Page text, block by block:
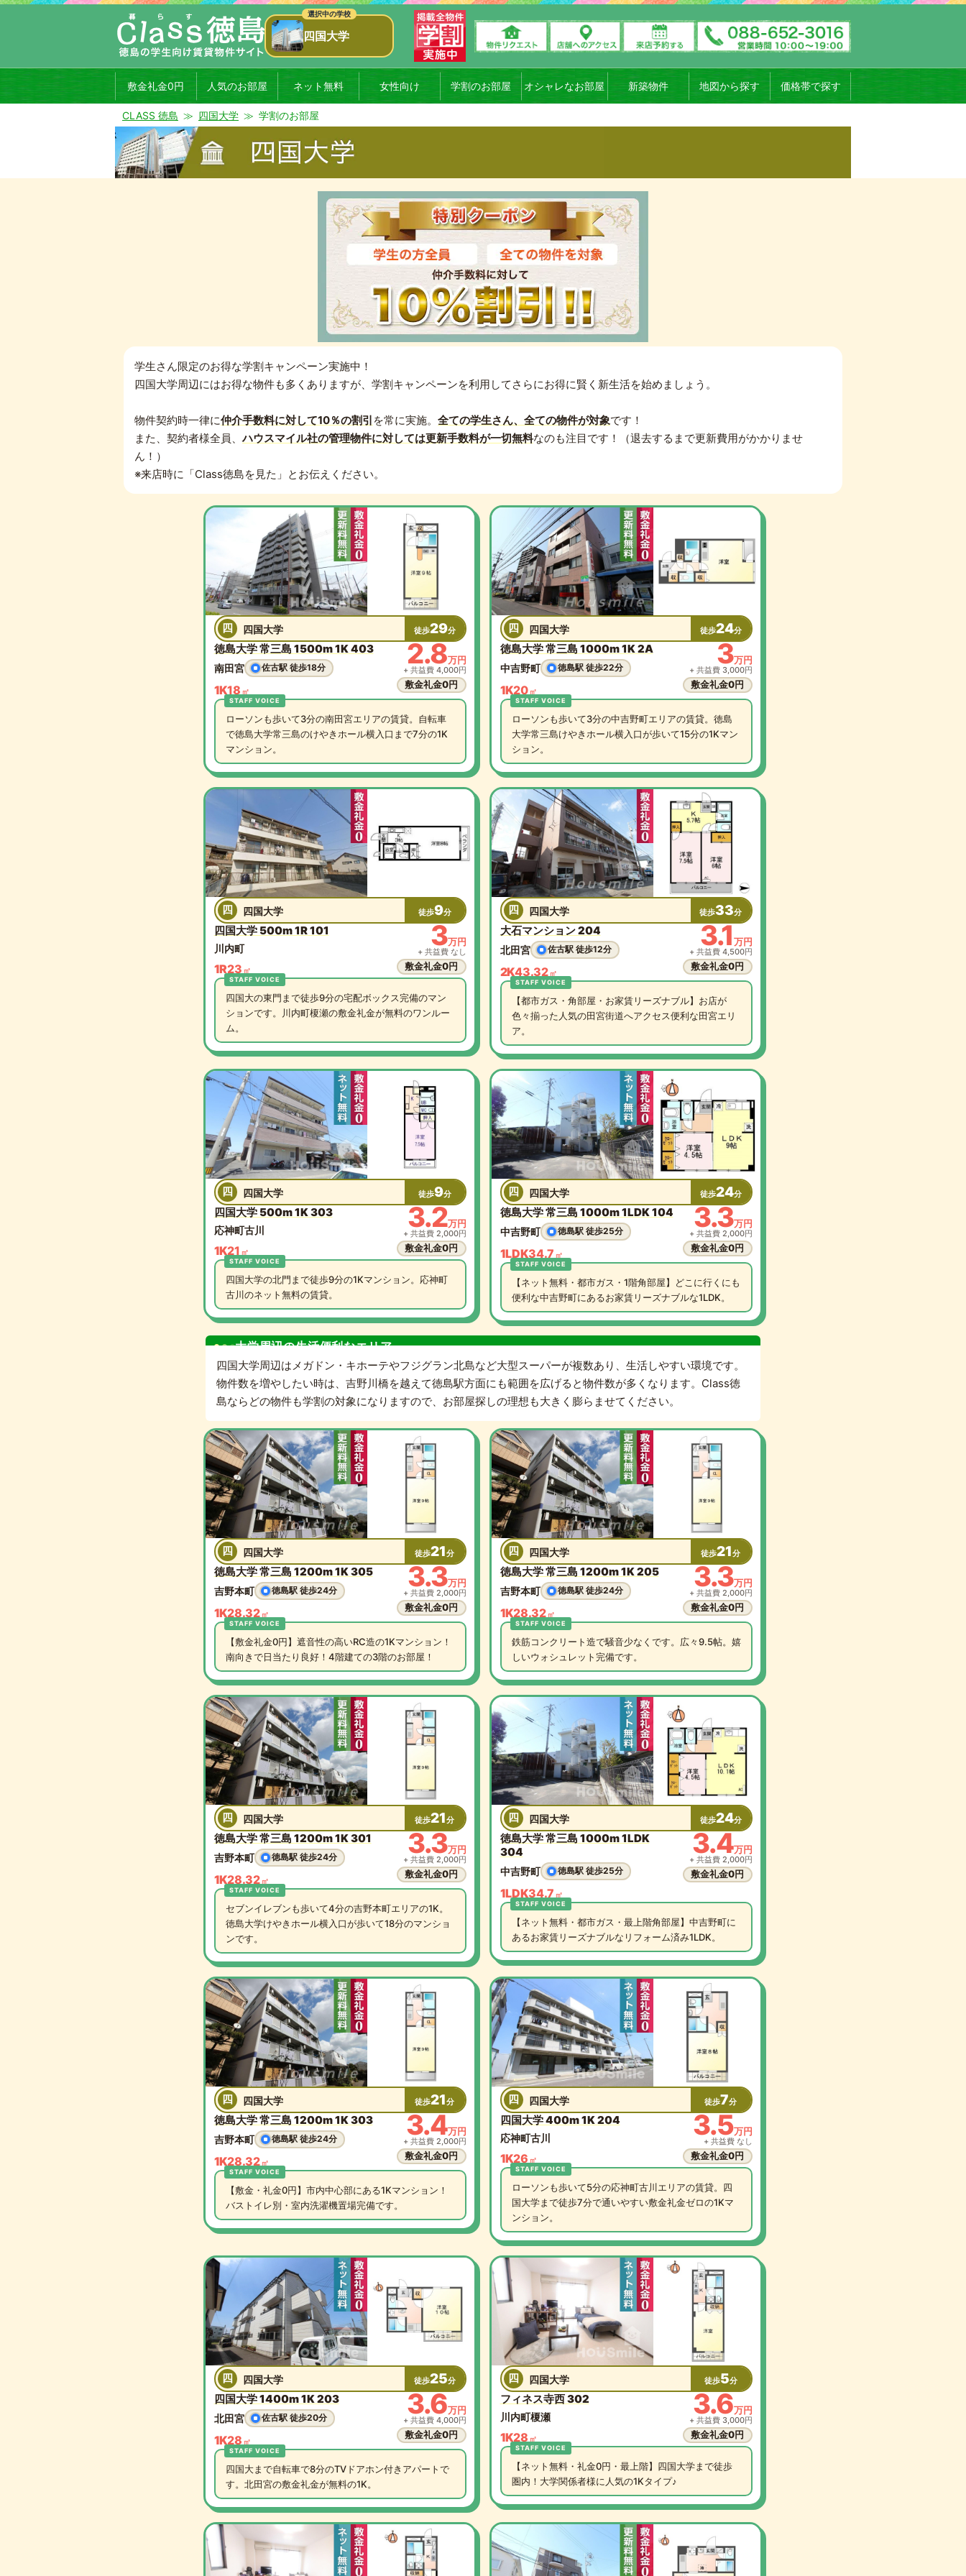
四国大学
敷金礼金0円 人気のお部屋 ネット無料 女性向け 学割のお部屋 オシャレなお部屋 新築物件 地図から探す 価格帯で探す
CLASS 徳島 四国大学 学割のお部屋
徳島大学蔵本の学割賃貸
学生さん限定のお得な学割キャンペーン実施中！
四国大学周辺にはお得な物件も多くありますが、学割キャンペーンを利用してさらにお得に賢く新生活を始めましょう。
物件契約時一律に仲介手数料に対して10％の割引 を常に実施。 全ての学生さん、全ての物件が対象です！
また、契約者様全員、ハウスマイル社の管理物件に対しては更新手数料が一切無料なのも注目です！（退去するまで更新費用がかかりませ
ん！）
※来店時に「Class徳島を見た」とお伝えください。
四 四国大学 徒歩29分
徳島大学 常三島 1500m 1K 403
南田宮 佐古駅 徒歩18分
1K18 ㎡
2.8万円
+ 共益費 4,000円
敷金礼金0円
ローソンも歩いて3分の南田宮エリアの賃貸。自転車
で徳島大学常三島のけやきホール横入口まで7分の1K
マンション。
四 四国大学 徒歩24分
徳島大学 常三島 1000m 1K 2A
中吉野町 徳島駅 徒歩22分
1K20㎡
3万円
+ 共益費 3,000円
敷金礼金0円
ローソンも歩いて3分の中吉野町エリアの賃貸。徳島
大学常三島けやきホール横入口が歩いて15分の1Kマン
ション。
四 四国大学 徒歩9分
四国大学 500m 1R 101
川内町
1R23 ㎡
3万円
+ 共益費 なし
敷金礼金0円
四国大の東門まで徒歩9分の宅配ボックス完備のマン
ションです。川内町榎瀬の敷金礼金が無料のワンルー
ム。
四 四国大学 徒歩33分
大石マンション 204
北田宮 佐古駅 徒歩12分
2K43.32㎡
3.1万円
+ 共益費 4,500円
敷金礼金0円
【都市ガス・角部屋・お家賃リーズナブル】お店が
色々揃った人気の田宮街道へアクセス便利な田宮エリ
ア。
四 四国大学 徒歩9分
四国大学 500m 1K 303
応神町古川
1K21 ㎡
3.2万円
+ 共益費 2,000円
敷金礼金0円
四国大学の北門まで徒歩9分の1Kマンション。応神町
古川のネット無料の賃貸。
四 四国大学 徒歩24分
徳島大学 常三島 1000m 1LDK 104
中吉野町 徳島駅 徒歩25分
1LDK34.7 ㎡
3.3万円
+ 共益費 2,000円
敷金礼金0円
【ネット無料・都市ガス・1階角部屋】どこに行くにも
便利な中吉野町にあるお家賃リーズナブルな1LDK。
大学周辺の生活便利なエリア
四国大学周辺はメガドン・キホーテやフジグラン北島など大型スーパーが複数あり、生活しやすい環境です。
物件数を増やしたい時は、吉野川橋を越えて徳島駅方面にも範囲を広げると物件数が多くなります。Class徳
島ならどの物件も学割の対象になりますので、お部屋探しの理想も大きく膨らませてください。
四 四国大学 徒歩21分
徳島大学 常三島 1200m 1K 305
吉野本町 徳島駅 徒歩24分
1K28.32㎡
3.3万円
+ 共益費 2,000円
敷金礼金0円
【敷金礼金0円】遮音性の高いRC造の1Kマンション！
南向きで日当たり良好！4階建ての3階のお部屋！
四 四国大学 徒歩21分
徳島大学 常三島 1200m 1K 205
吉野本町 徳島駅 徒歩24分
1K28.32㎡
3.3万円
+ 共益費 2,000円
敷金礼金0円
鉄筋コンクリート造で騒音少なくです。広々9.5帖。嬉
しいウォシュレット完備です。
四 四国大学 徒歩21分
徳島大学 常三島 1200m 1K 301
吉野本町 徳島駅 徒歩24分
1K28.32㎡
3.3万円
+ 共益費 2,000円
敷金礼金0円
セブンイレブンも歩いて4分の吉野本町エリアの1K。
徳島大学けやきホール横入口が歩いて18分のマンショ
ンです。
四 四国大学 徒歩24分
徳島大学 常三島 1000m 1LDK
304
中吉野町 徳島駅 徒歩25分
1LDK34.7 ㎡
3.4万円
+ 共益費 2,000円
敷金礼金0円
【ネット無料・都市ガス・最上階角部屋】中吉野町に
あるお家賃リーズナブルなリフォーム済み1LDK。
四 四国大学 徒歩21分
徳島大学 常三島 1200m 1K 303
吉野本町 徳島駅 徒歩24分
1K28.32㎡
3.4万円
+ 共益費 2,000円
敷金礼金0円
【敷金・礼金0円】市内中心部にある1Kマンション！
バストイレ別・室内洗濯機置場完備です。
四 四国大学 徒歩7分
四国大学 400m 1K 204
応神町古川
1K26 ㎡
3.5万円
+ 共益費 なし
敷金礼金0円
ローソンも歩いて5分の応神町古川エリアの賃貸。四
国大学まで徒歩7分で通いやすい敷金礼金ゼロの1Kマ
ンション。
四 四国大学 徒歩25分
四国大学 1400m 1K 203
北田宮 佐古駅 徒歩20分
1K28 ㎡
3.6万円
+ 共益費 4,000円
敷金礼金0円
四国大まで自転車で8分のTVドアホン付きアパートで
す。北田宮の敷金礼金が無料の1K。
四 四国大学 徒歩5分
フィネス寺西 302
川内町榎瀬
1K28 ㎡
3.6万円
+ 共益費 3,000円
敷金礼金0円
【ネット無料・礼金0円・最上階】四国大学まで徒歩
圏内！大学関係者様に人気の1Kタイプ♪